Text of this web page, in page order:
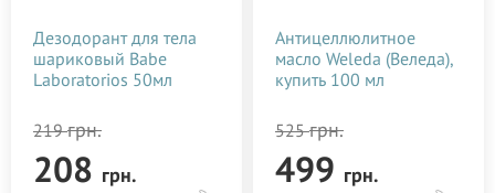
Дезодорант для тела
шариковый Babe
Laboratorios 50мл
219грн.
208 грн.
Антицеллюлитное
масло Weleda (Веледа),
купить 100 мл
525грн.
499 грн.